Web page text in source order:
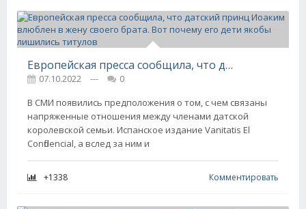
Европейская пресса сообщила, что датский принц Иоаким влюблен в жену своего брата. Вот почему его дети якобы лишились титулов
07.10.2022 ---
0
В СМИ появились предположения о том, с чем связаны
напряженные отношения между членами датской
королевской семьи. Испанское издание Vanitatis El
Confidencial, а вслед за ним и
+1338 Комментировать